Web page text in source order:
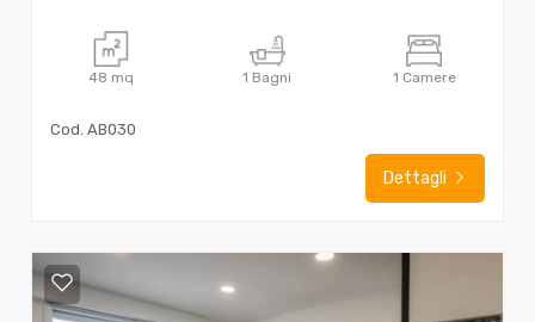
48 mq 1 Bagni 1 Camere
Cod. AB030
Dettagli